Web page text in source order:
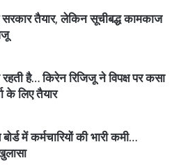
सरकार तैयार, लेकिन सूचीबद्ध कामकाज
है… किरेन रिजिजू ने विपक्ष पर कसा
के लिए तैयार
में कर्मचारियों की भारी कमी…